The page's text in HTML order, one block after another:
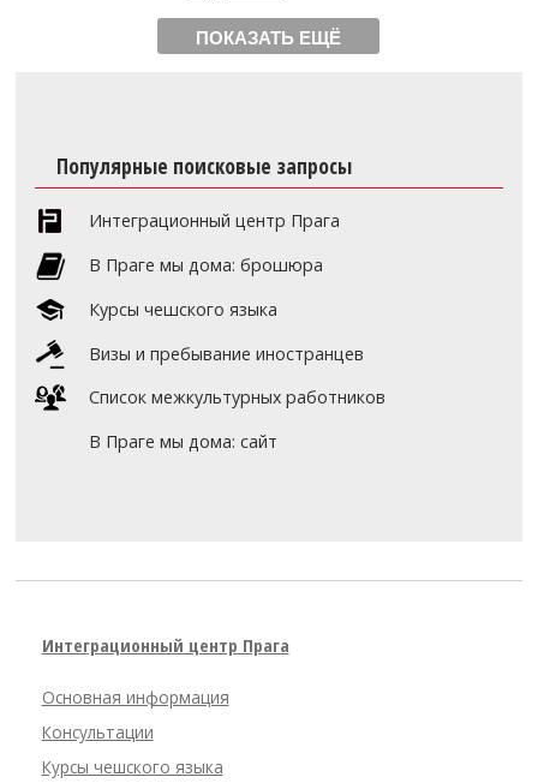
ПОКАЗАТЬ ЕЩЁ
Популярные поисковые запросы
Интеграционный центр Прага
В Праге мы дома: брошюра
Курсы чешского языка
Визы и пребывание иностранцев
Список межкультурных работников
В Праге мы дома: сайт
Интеграционный центр Прага
Основная информация
Консультации
Курсы чешского языка